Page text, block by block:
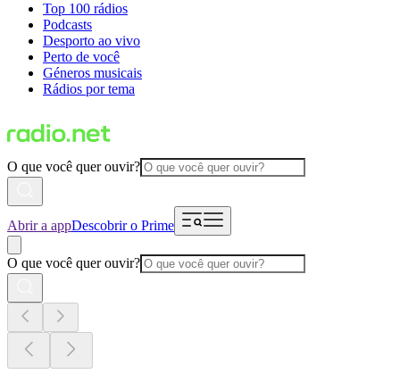
Top 100 rádios
Podcasts
Desporto ao vivo
Perto de você
Géneros musicais
Rádios por tema
O que você quer ouvir?
Abrir a appDescobrir o Prime
O que você quer ouvir?